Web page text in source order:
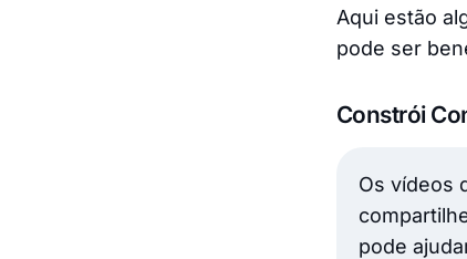
Aqui estão
pode ser
Constrói
Os vídeos
pode